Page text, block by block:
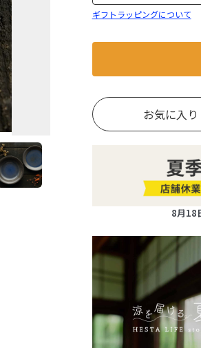
ギフトラッピングについて
お気に入り
8月18